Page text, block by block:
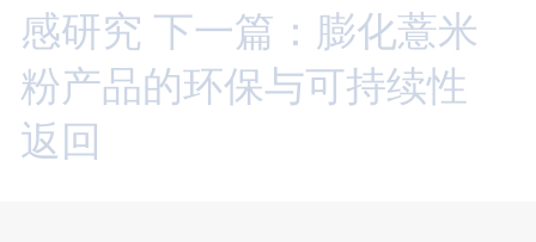
感研究 下一篇：膨化薏米
粉产品的环保与可持续性
返回